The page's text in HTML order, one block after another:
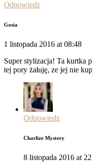
Odpowiedz
Gosia
1 listopada 2016 at 08:48
Super stylizacja! Ta kurtka
tej pory żałuję, ze jej nie
Odpowiedz
Charlize Mystery
8 listopada 2016 at